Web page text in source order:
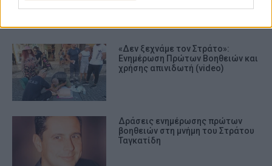
«Δεν ξεχνάμε τον Στράτο»:
Ενημέρωση Πρώτων Βοηθειών και
χρήσης απινιδωτή (video)
Δράσεις ενημέρωσης πρώτων
βοηθειών στη μνήμη του Στράτου
Ταγκατίδη